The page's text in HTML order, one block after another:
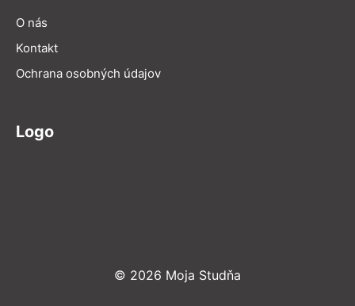
O nás
Kontakt
Ochrana osobných údajov
Logo
© 2026 Moja Studňa